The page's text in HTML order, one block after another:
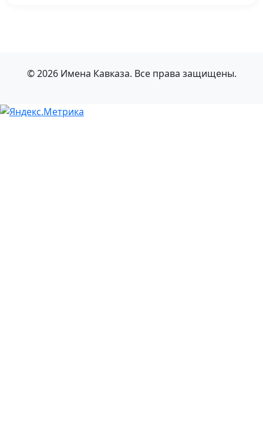
© 2026 Имена Кавказа. Все права защищены.